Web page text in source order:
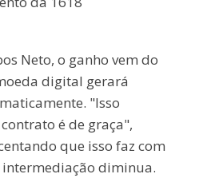
Neto, o ganho vem do
digital gerará
"Isso
é de graça",
que isso faz com
intermediação diminua.